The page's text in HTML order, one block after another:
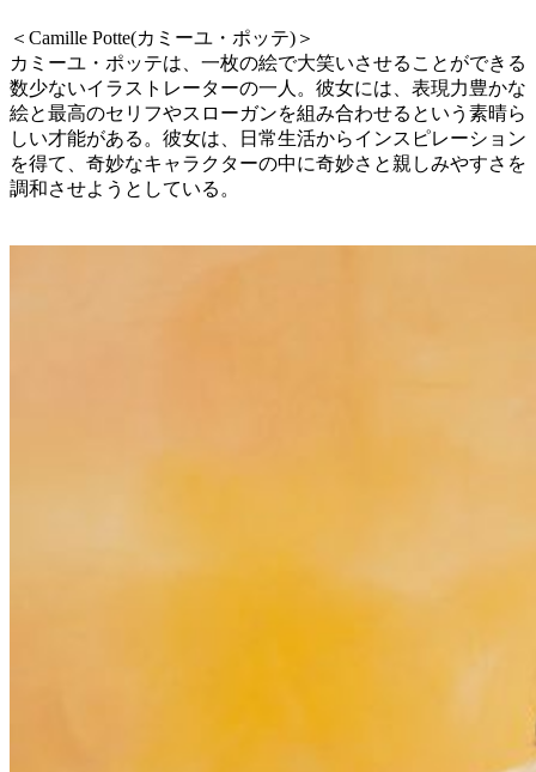
＜Camille Potte(カミーユ・ポッテ)＞
カミーユ・ポッテは、一枚の絵で大笑いさせることができる
数少ないイラストレーターの一人。彼女には、表現力豊かな
絵と最高のセリフやスローガンを組み合わせるという素晴ら
しい才能がある。彼女は、日常生活からインスピレーション
を得て、奇妙なキャラクターの中に奇妙さと親しみやすさを
調和させようとしている。